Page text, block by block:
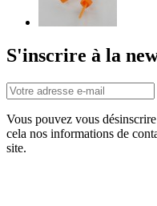
S'inscrire à la
Vous pouvez vous
cela nos informations de
site.